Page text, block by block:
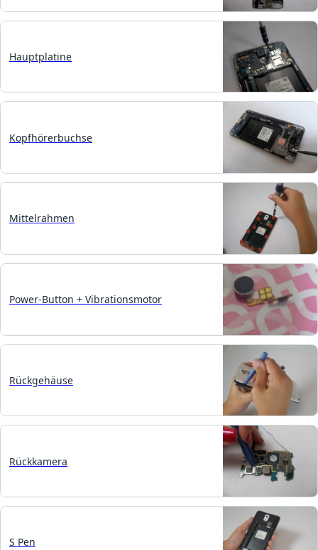
Hauptplatine
Kopfhörerbuchse
Mittelrahmen
Power-Button + Vibrationsmotor
Rückgehäuse
Rückkamera
S Pen